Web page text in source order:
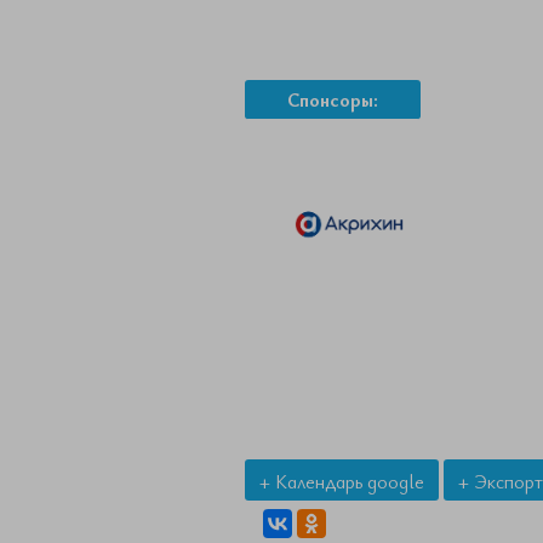
Спонсоры:
+ Календарь google
+